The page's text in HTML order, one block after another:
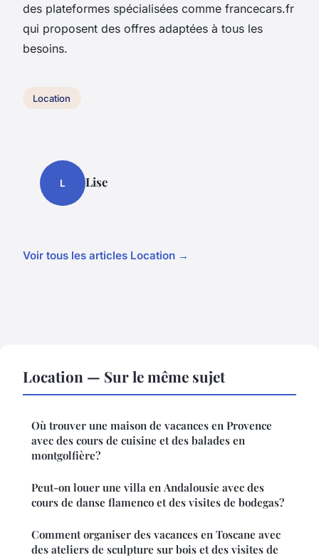
des plateformes spécialisées comme francecars.fr
qui proposent des offres adaptées à tous les
besoins.
Location
L Lise
Voir tous les articles Location →
Location — Sur le même sujet
Où trouver une maison de vacances en Provence
avec des cours de cuisine et des balades en
montgolfière?
Peut-on louer une villa en Andalousie avec des
cours de danse flamenco et des visites de bodegas?
Comment organiser des vacances en Toscane avec
des ateliers de sculpture sur bois et des visites de